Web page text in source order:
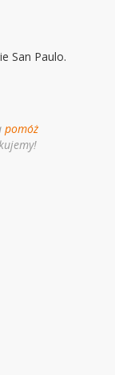
San Paulo.
pomóż